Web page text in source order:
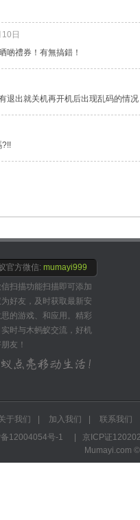
日
啲禮券！有無搞錯！
退出就关机再开机后出现乱码的情况
?!!
官方微信: mumayi999
扫描功能扫描即可添加
好友，及时获取最新安
的游戏、和应用。精彩
时与木蚂蚁交流，好机
友！
于我们 加入我们 联系我们
12004054号-1
京ICP证
Mumayi.com